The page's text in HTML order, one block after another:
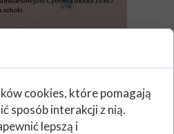
BE THE
- WTOREK
cookies, które pomagają
sposób interakcji z nią.
lepszą i